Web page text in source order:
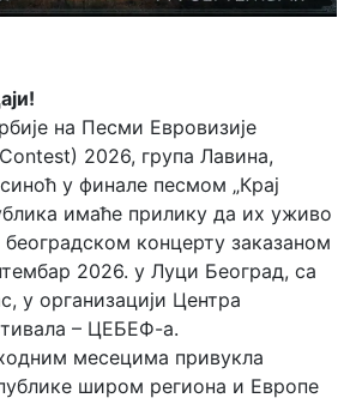
на Песми Евровизије
2026, група Лавина,
у финале песмом „Крај
имаће прилику да их уживо
концерту заказаном
2026. у Луци Београд, са
у организацији Центра
– ЦЕБЕФ-а.
месецима привукла
широм региона и Европе